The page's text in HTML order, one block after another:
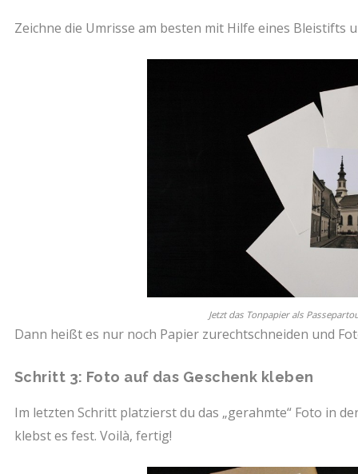
Zeichne die Umrisse am besten mit Hilfe eines Bleistifts
Jetzt das Tonpapier als
Dann heißt es nur noch Papier zurechtschneiden und
Schritt 3: Foto auf das Geschenk kleben
Im letzten Schritt platzierst du das „gerahmte“ Foto in
klebst es fest. Voilà, fertig!